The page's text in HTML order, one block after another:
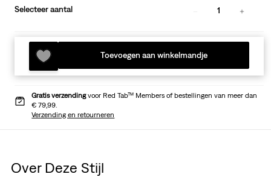
Selecteer aantal 1
Toevoegen aan winkelmandje
Gratis verzendingvoor Red Tab™ Members of bestellingen van meer dan
€ 79,99.
Verzending en retourneren
Over Deze Stijl